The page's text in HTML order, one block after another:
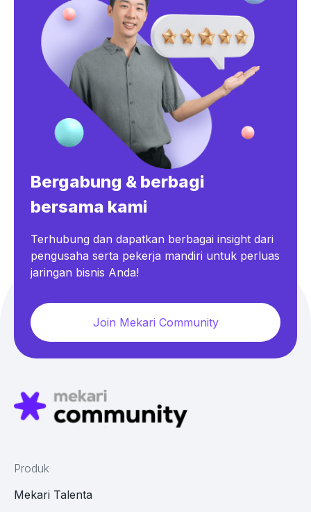
Bergabung & berbagi
bersama kami
Terhubung dan dapatkan berbagai insight dari
pengusaha serta pekerja mandiri untuk perluas
jaringan bisnis Anda!
Join Mekari Community
Produk
Mekari Talenta